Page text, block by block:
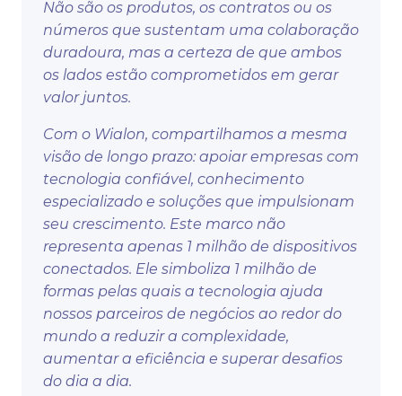
Não são os produtos, os contratos ou os
números que sustentam uma colaboração
duradoura, mas a certeza de que ambos
os lados estão comprometidos em gerar
valor juntos.
Com o Wialon, compartilhamos a mesma
visão de longo prazo: apoiar empresas com
tecnologia confiável, conhecimento
especializado e soluções que impulsionam
seu crescimento. Este marco não
representa apenas 1 milhão de dispositivos
conectados. Ele simboliza 1 milhão de
formas pelas quais a tecnologia ajuda
nossos parceiros de negócios ao redor do
mundo a reduzir a complexidade,
aumentar a eficiência e superar desafios
do dia a dia.